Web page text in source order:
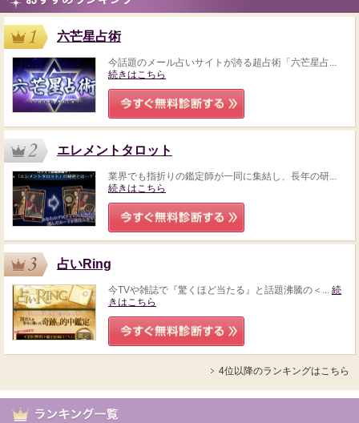
六芒星占術
今話題のメール占いサイトが誇る超占術「六芒星占...
続きはこちら
エレメントタロット
業界でも指折りの鑑定師が一同に集結し、長年の研...
続きはこちら
占いRing
今TVや雑誌で『驚くほど当たる』と話題沸騰の＜... 続
きはこちら
4位以降のランキングはこちら